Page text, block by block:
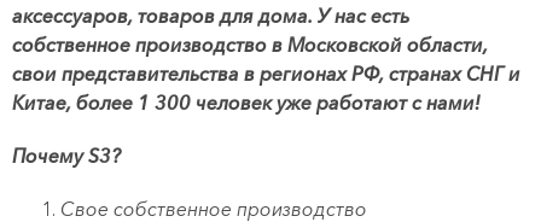
аксессуаров, товаров для дома. У нас есть
собственное производство в Московской области,
свои представительства в регионах РФ, странах СНГ и
Китае, более 1 300 человек уже работают с нами!
Почему S3?
Свое собственное производство